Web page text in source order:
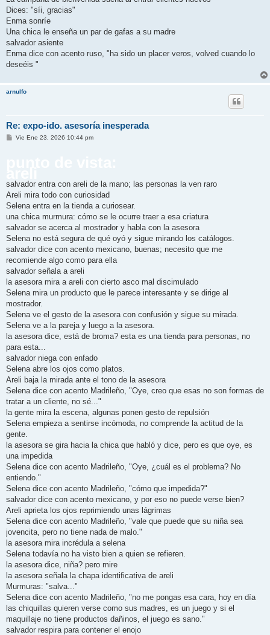
Dices: "síi, gracias"
Enma sonríe
Una chica le enseña un par de gafas a su madre
salvador asiente
Enma dice con acento ruso, "ha sido un placer veros, volved cuando lo
deseéis "
arnulfo
Re: expo-ido. asesoría inesperada
M
e
Vie Ene 23, 2026 10:44 pm
salvador entra con areli de la mano; las personas la ven raro
Areli mira todo con curiosidad
Selena entra en la tienda a curiosear.
una chica murmura: cómo se le ocurre traer a esa criatura
salvador se acerca al mostrador y habla con la asesora
Selena no está segura de qué oyó y sigue mirando los catálogos.
salvador dice con acento mexicano, buenas; necesito que me
recomiende algo como para ella
salvador señala a areli
la asesora mira a areli con cierto asco mal discimulado
Selena mira un producto que le parece interesante y se dirige al
mostrador.
Selena ve el gesto de la asesora con confusión y sigue su mirada.
Selena ve a la pareja y luego a la asesora.
la asesora dice, está de broma? esta es una tienda para personas, no
para esta...
salvador niega con enfado
Selena abre los ojos como platos.
Areli baja la mirada ante el tono de la asesora
Selena dice con acento Madrileño, "Oye, creo que esas no son formas de
tratar a un cliente, no sé..."
la gente mira la escena, algunas ponen gesto de repulsión
Selena empieza a sentirse incómoda, no comprende la actitud de la
gente.
la asesora se gira hacia la chica que habló y dice, pero es que oye, es
una impedida
Selena dice con acento Madrileño, "Oye, ¿cuál es el problema? No
entiendo."
Selena dice con acento Madrileño, "cómo que impedida?"
salvador dice con acento mexicano, y por eso no puede verse bien?
Areli aprieta los ojos reprimiendo unas lágrimas
Selena dice con acento Madrileño, "vale que puede que su niña sea
jovencita, pero no tiene nada de malo."
la asesora mira incrédula a selena
Selena todavía no ha visto bien a quien se refieren.
la asesora dice, niña? pero mire
la asesora señala la chapa identificativa de areli
Murmuras: "salva..."
Selena dice con acento Madrileño, "no me pongas esa cara, hoy en día
las chiquillas quieren verse como sus madres, es un juego y si el
maquillaje no tiene productos dañinos, el juego es sano."
salvador respira para contener el enojo